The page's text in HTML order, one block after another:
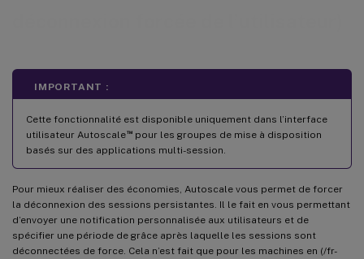
IMPORTANT :
Cette fonctionnalité est disponible uniquement dans l’interface
utilisateur Autoscale™pour les groupes de mise à disposition
basés sur des applications multi-session.
Pour mieux réaliser des économies, Autoscale vous permet de forcer
la déconnexion des sessions persistantes. Il le fait en vous permettant
d’envoyer une notification personnalisée aux utilisateurs et de
spécifier une période de grâce après laquelle les sessions sont
déconnectées de force. Cela n’est fait que pour les machines en (/fr-